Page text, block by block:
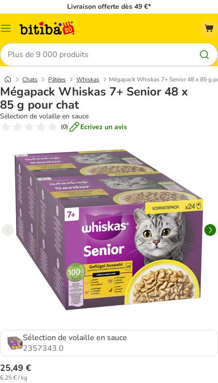
Livraison offerte dès 49 €*
Menu
Rechercher
Chats Pâtées Whiskas Mégapack Whiskas 7+ Senior 48 x 85 g
Mégapack Whiskas 7+ Senior 48 x
85 g pour chat
Sélection de volaille en sauce
(0) Ecrivez un avis
Sélection de volaille en sauce
2357343.0
25,49 €
6,25 € / kg